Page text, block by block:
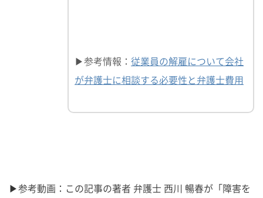
▶参考情報： 従業員の解雇について会社
が弁護士に相談する必要性と弁護士費用
▶参考動画：この記事の著者 弁護士 西川 暢春が「障害を